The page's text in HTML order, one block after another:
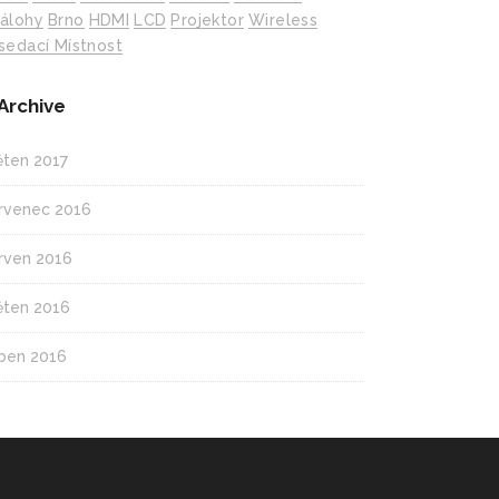
Brno HDMI LCD Projektor Wireless
Místnost
2017
2016
2016
2016
2016